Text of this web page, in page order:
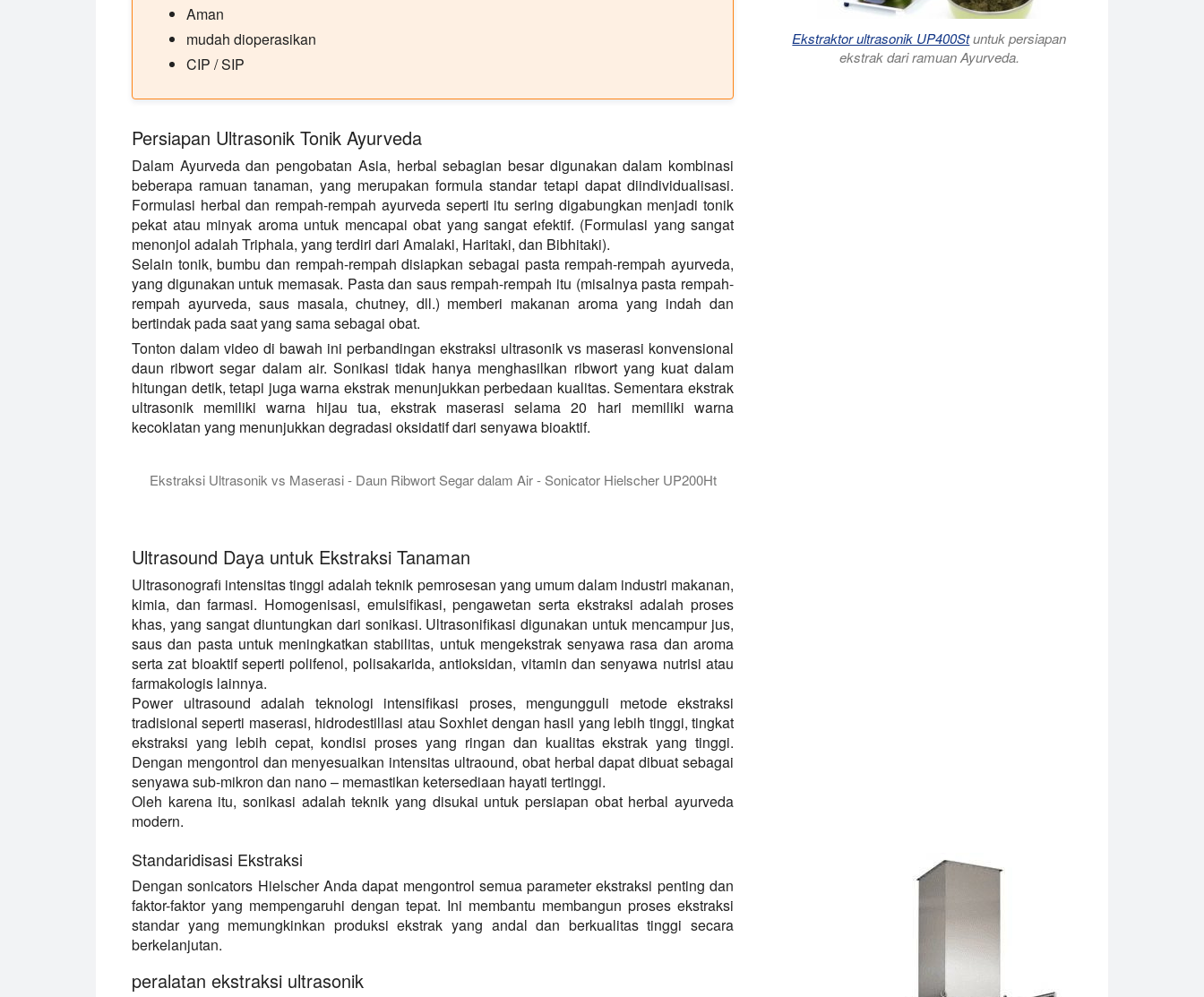
Aman
mudah dioperasikan
CIP / SIP
Persiapan Ultrasonik Tonik Ayurveda
Dalam Ayurveda dan pengobatan Asia, herbal sebagian besar digunakan dalam kombinasi
beberapa ramuan tanaman, yang merupakan formula standar tetapi dapat diindividualisasi.
Formulasi herbal dan rempah-rempah ayurveda seperti itu sering digabungkan menjadi tonik
pekat atau minyak aroma untuk mencapai obat yang sangat efektif. (Formulasi yang sangat
menonjol adalah Triphala, yang terdiri dari Amalaki, Haritaki, dan Bibhitaki).
Selain tonik, bumbu dan rempah-rempah disiapkan sebagai pasta rempah-rempah ayurveda,
yang digunakan untuk memasak. Pasta dan saus rempah-rempah itu (misalnya pasta rempah-
rempah ayurveda, saus masala, chutney, dll.) memberi makanan aroma yang indah dan
bertindak pada saat yang sama sebagai obat.
Tonton dalam video di bawah ini perbandingan ekstraksi ultrasonik vs maserasi konvensional
daun ribwort segar dalam air. Sonikasi tidak hanya menghasilkan ribwort yang kuat dalam
hitungan detik, tetapi juga warna ekstrak menunjukkan perbedaan kualitas. Sementara ekstrak
ultrasonik memiliki warna hijau tua, ekstrak maserasi selama 20 hari memiliki warna
kecoklatan yang menunjukkan degradasi oksidatif dari senyawa bioaktif.
Ekstraksi Ultrasonik vs Maserasi - Daun Ribwort Segar dalam Air - Sonicator Hielscher UP200Ht
Ultrasound Daya untuk Ekstraksi Tanaman
Ultrasonografi intensitas tinggi adalah teknik pemrosesan yang umum dalam industri makanan,
kimia, dan farmasi. Homogenisasi, emulsifikasi, pengawetan serta ekstraksi adalah proses
khas, yang sangat diuntungkan dari sonikasi. Ultrasonifikasi digunakan untuk mencampur jus,
saus dan pasta untuk meningkatkan stabilitas, untuk mengekstrak senyawa rasa dan aroma
serta zat bioaktif seperti polifenol, polisakarida, antioksidan, vitamin dan senyawa nutrisi atau
farmakologis lainnya.
Power ultrasound adalah teknologi intensifikasi proses, mengungguli metode ekstraksi
tradisional seperti maserasi, hidrodestillasi atau Soxhlet dengan hasil yang lebih tinggi, tingkat
ekstraksi yang lebih cepat, kondisi proses yang ringan dan kualitas ekstrak yang tinggi.
Dengan mengontrol dan menyesuaikan intensitas ultraound, obat herbal dapat dibuat sebagai
senyawa sub-mikron dan nano – memastikan ketersediaan hayati tertinggi.
Oleh karena itu, sonikasi adalah teknik yang disukai untuk persiapan obat herbal ayurveda
modern.
Ekstraktor ultrasonik UP400Stuntuk persiapan
ekstrak dari ramuan Ayurveda.
Standaridisasi Ekstraksi
Dengan sonicators Hielscher Anda dapat mengontrol semua parameter ekstraksi penting dan
faktor-faktor yang mempengaruhi dengan tepat. Ini membantu membangun proses ekstraksi
standar yang memungkinkan produksi ekstrak yang andal dan berkualitas tinggi secara
berkelanjutan.
peralatan ekstraksi ultrasonik